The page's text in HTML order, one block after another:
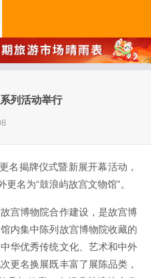
列活动举行
名揭牌仪式暨新展开幕活动，
名为“鼓浪屿故宫文物馆”。
宫博物院合作建设，是故宫博
内集中陈列故宫博物院收藏的
华优秀传统文化、艺术和中外
更名换展既丰富了展陈品类，